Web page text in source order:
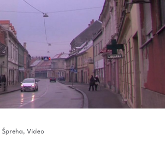
Špreha, Video